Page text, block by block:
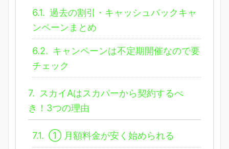
6.1. 過去の割引・キャッシュバックキャ
ンペーンまとめ
6.2. キャンペーンは不定期開催なので要
チェック
7. スカイAはスカパーから契約するべ
き！3つの理由
7.1. ① 月額料金が安く始められる